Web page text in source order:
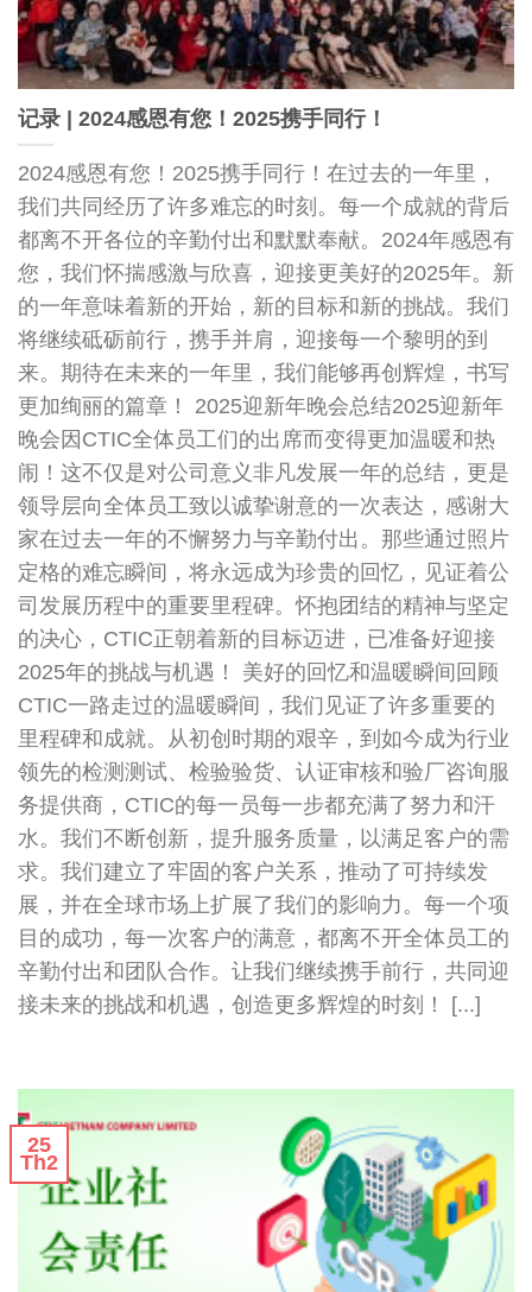
记录 | 2024感恩有您！2025携手同行！
2024感恩有您！2025携手同行！在过去的一年里，
我们共同经历了许多难忘的时刻。每一个成就的背后
都离不开各位的辛勤付出和默默奉献。2024年感恩有
您，我们怀揣感激与欣喜，迎接更美好的2025年。新
的一年意味着新的开始，新的目标和新的挑战。我们
将继续砥砺前行，携手并肩，迎接每一个黎明的到
来。期待在未来的一年里，我们能够再创辉煌，书写
更加绚丽的篇章！ 2025迎新年晚会总结2025迎新年
晚会因CTIC全体员工们的出席而变得更加温暖和热
闹！这不仅是对公司意义非凡发展一年的总结，更是
领导层向全体员工致以诚挚谢意的一次表达，感谢大
家在过去一年的不懈努力与辛勤付出。那些通过照片
定格的难忘瞬间，将永远成为珍贵的回忆，见证着公
司发展历程中的重要里程碑。怀抱团结的精神与坚定
的决心，CTIC正朝着新的目标迈进，已准备好迎接
2025年的挑战与机遇！ 美好的回忆和温暖瞬间回顾
CTIC一路走过的温暖瞬间，我们见证了许多重要的
里程碑和成就。从初创时期的艰辛，到如今成为行业
领先的检测测试、检验验货、认证审核和验厂咨询服
务提供商，CTIC的每一员每一步都充满了努力和汗
水。我们不断创新，提升服务质量，以满足客户的需
求。我们建立了牢固的客户关系，推动了可持续发
展，并在全球市场上扩展了我们的影响力。每一个项
目的成功，每一次客户的满意，都离不开全体员工的
辛勤付出和团队合作。让我们继续携手前行，共同迎
接未来的挑战和机遇，创造更多辉煌的时刻！ [...]
25
Th2